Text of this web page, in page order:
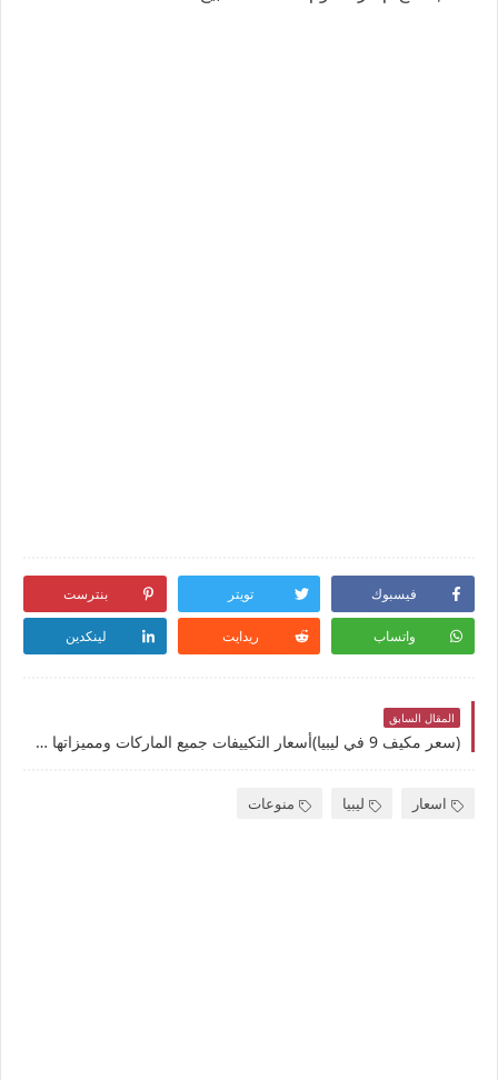
فيسبوك تويتر بنترست
واتساب ريدايت لينكدين
المقال السابق
(سعر مكيف 9 في ليبيا)أسعار التكييفات جميع الماركات ومميزاتها دليل مفصل: لأفضل المواصفات وعروض التخفيضات
اسعار ليبيا منوعات